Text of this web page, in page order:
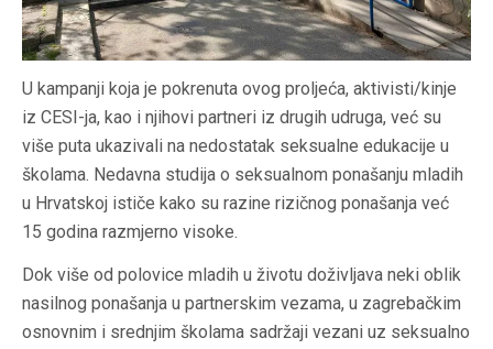
U kampanji koja je pokrenuta ovog proljeća, aktivisti/kinje
iz CESI-ja, kao i njihovi partneri iz drugih udruga, već su
više puta ukazivali na nedostatak seksualne edukacije u
školama. Nedavna studija o seksualnom ponašanju mladih
u Hrvatskoj ističe kako su razine rizičnog ponašanja već
15 godina razmjerno visoke.
Dok više od polovice mladih u životu doživljava neki oblik
nasilnog ponašanja u partnerskim vezama, u zagrebačkim
osnovnim i srednjim školama sadržaji vezani uz seksualno